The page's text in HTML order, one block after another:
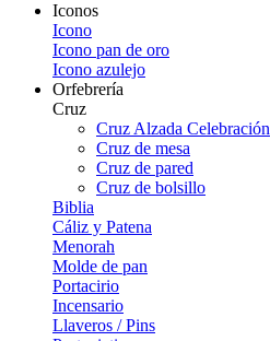
Iconos
Icono
Icono pan de oro
Icono azulejo
Orfebrería
Cruz
Cruz Alzada Celebración
Cruz de mesa
Cruz de pared
Cruz de bolsillo
Biblia
Cáliz y Patena
Menorah
Molde de pan
Portacirio
Incensario
Llaveros / Pins